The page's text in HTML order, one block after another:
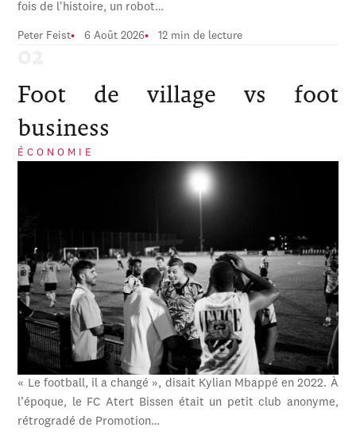
fois de l'histoire, un robot…
Peter Feist 6 Août 2026 12 min de lecture
Foot de village vs foot
business
ÉCONOMIE
« Le football, il a changé », disait Kylian Mbappé en 2022. À
l’époque, le FC Atert Bissen était un petit club anonyme,
rétrogradé de Promotion…